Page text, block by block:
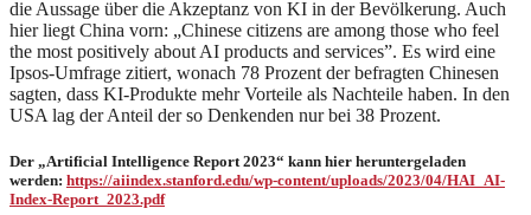
die Aussage über die Akzeptanz von KI in der Bevölkerung. Auch
hier liegt China vorn: „Chinese citizens are among those who feel
the most positively about AI products and services”. Es wird eine
Ipsos-Umfrage zitiert, wonach 78 Prozent der befragten Chinesen
sagten, dass KI-Produkte mehr Vorteile als Nachteile haben. In den
USA lag der Anteil der so Denkenden nur bei 38 Prozent.
Der „Artificial Intelligence Report 2023“ kann hier heruntergeladen
werden: https://aiindex.stanford.edu/wp-content/uploads/2023/04/HAI_AI-
Index-Report_2023.pdf